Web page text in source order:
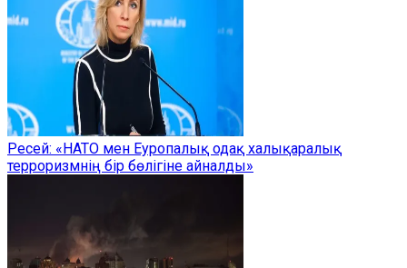
Ресей: «НАТО мен Еуропалық одақ халықаралық
терроризмнің бір бөлігіне айналды»